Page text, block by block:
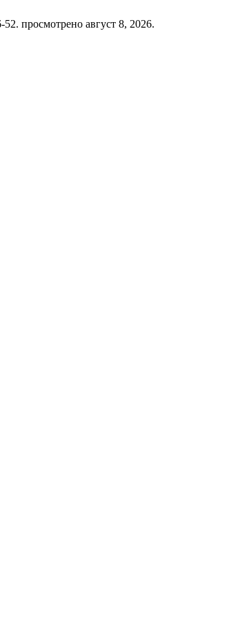
просмотрено август 8, 2026.